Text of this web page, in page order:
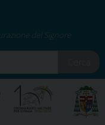
del Signore